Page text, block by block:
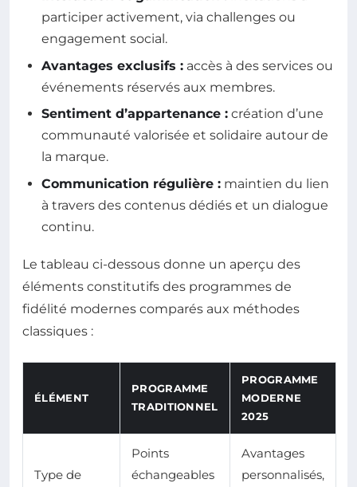
participer activement, via challenges ou
engagement social.
Avantages exclusifs : accès à des services ou
événements réservés aux membres.
Sentiment d’appartenance : création d’une
communauté valorisée et solidaire autour de
la marque.
Communication régulière : maintien du lien
à travers des contenus dédiés et un dialogue
continu.
Le tableau ci-dessous donne un aperçu des
éléments constitutifs des programmes de
fidélité modernes comparés aux méthodes
classiques :
ÉLÉMENT
PROGRAMME
TRADITIONNEL
PROGRAMME
MODERNE
2025
Type de
Points
échangeables
Avantages
personnalisés,